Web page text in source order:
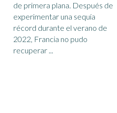
de primera plana. Después de
experimentar una sequía
récord durante el verano de
2022, Francia no pudo
recuperar ...